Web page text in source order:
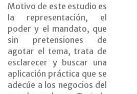
Motivo de este estudio es
la representación, el
poder y el mandato, que
sin pretensiones de
agotar el tema, trata de
esclarecer y buscar una
aplicación práctica que se
adecúe a los negocios del